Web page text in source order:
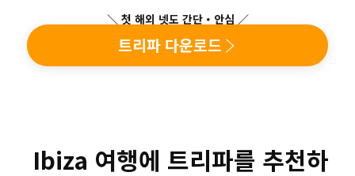
＼ 첫 해외 넷도 간단・안심 ／
트리파 다운로드